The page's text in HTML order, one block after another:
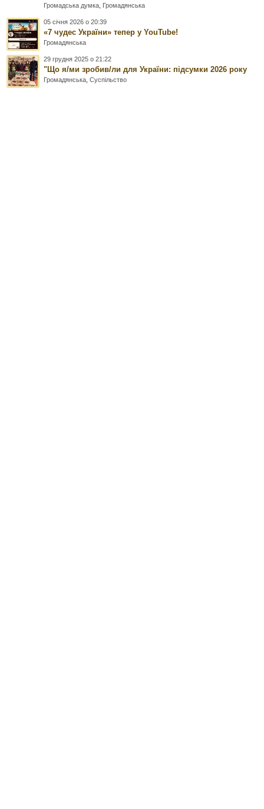
Громадська думка Громадянська
05 січня 2026 о 20:39
«7 чудес України» тепер у YouTube!
Громадянська
29 грудня 2025 о 21:22
"Що я/ми зробив/ли для України: підсумки 2026 року
Громадянська ,Суспільство